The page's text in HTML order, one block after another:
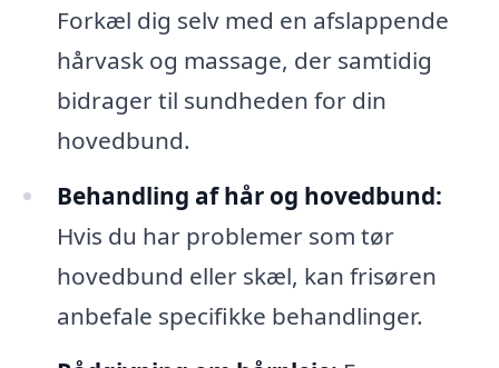
Forkæl dig selv med en afslappende
hårvask og massage, der samtidig
bidrager til sundheden for din
hovedbund.
Behandling af hår og hovedbund:
Hvis du har problemer som tør
hovedbund eller skæl, kan frisøren
anbefale specifikke behandlinger.